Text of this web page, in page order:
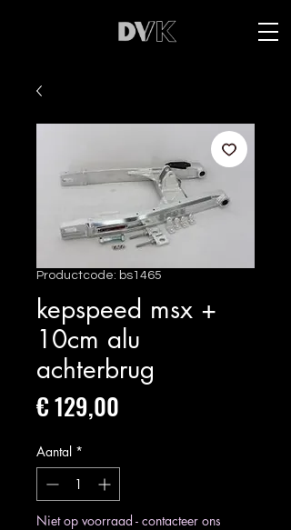
Productcode: bs1465
kepspeed msx +
10cm alu
achterbrug
€ 129,00
Aantal *
Niet op voorraad - contacteer ons